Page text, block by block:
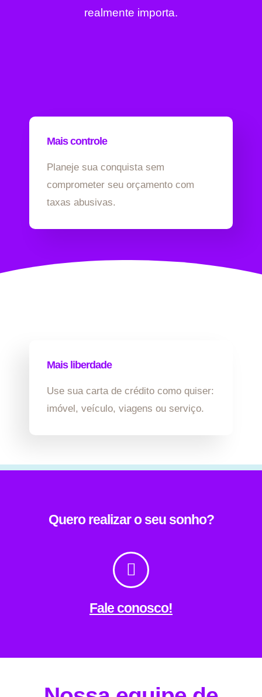
realmente importa.
Mais controle
Planeje sua conquista sem
comprometer seu orçamento com
taxas abusivas.
Mais liberdade
Use sua carta de crédito como quiser:
imóvel, veículo, viagens ou serviço.
Quero realizar o seu sonho?
Fale conosco!